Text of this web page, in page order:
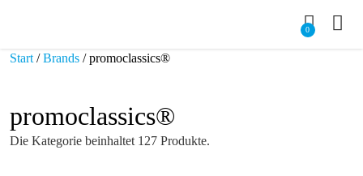
0
Start /Brands / promoclassics®
promoclassics®
Die Kategorie beinhaltet 127 Produkte.